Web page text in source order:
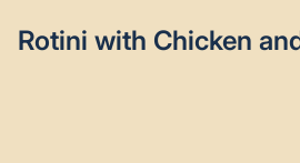
Rotini with Chicken